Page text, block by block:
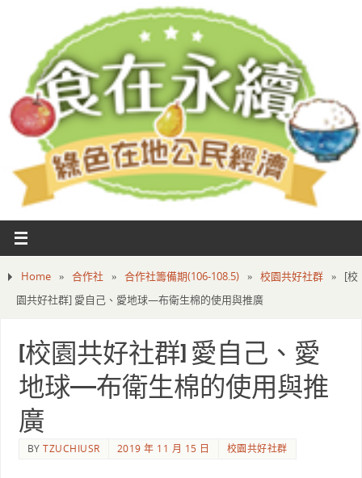
Home » 合作社 » 合作社籌備期(106-108.5) » 校園共好社群 »
[校
園共好社群] 愛自己、愛地球—布衛生棉的使用與推廣
[校園共好社群] 愛自己、愛
地球—布衛生棉的使用與推
廣
BYTZUCHIUSR 2019 年 11 月 15 日 校園共好社群